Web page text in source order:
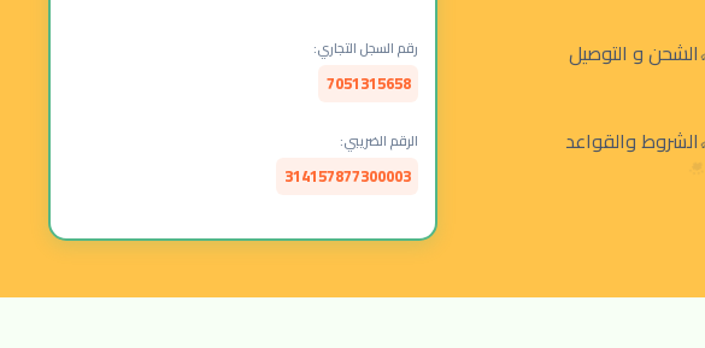
الشحن و التوصيل
الشروط والقواعد
رقم السجل التجاري:
7051315658
الرقم الضريبي:
314157877300003